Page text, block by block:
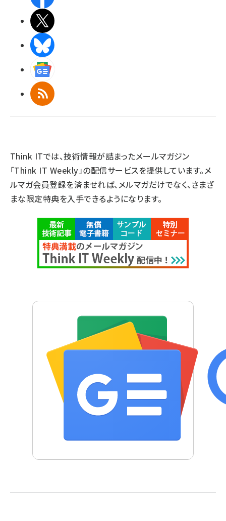
RSS
Think ITでは、技術情報が詰まったメールマガジン
「Think IT Weekly」の配信サービスを提供しています。メ
ルマガ会員登録を済ませれば、メルマガだけでなく、さまざ
まな限定特典を入手できるようになります。